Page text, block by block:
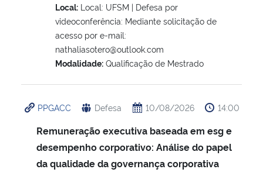
Controladoria-Geral da União
Ministério da Mulher, da Família e dos Direitos Humanos
Secretaria-Geral
Secretaria de Governo
Gabinete de Segurança Institucional
Local: Local: UFSM | Defesa por
videoconferência: Mediante solicitação de
acesso por e-mail:
nathaliasotero@outlook.com
Modalidade: Qualificação de Mestrado
PPGACC Defesa 10/08/2026 14:00
Remuneração executiva baseada em esg e
desempenho corporativo: Análise do papel
da qualidade da governança corporativa